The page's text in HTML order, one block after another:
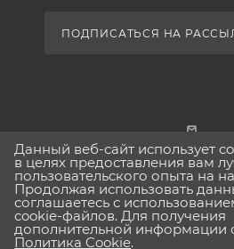
ПОДПИСАТЬСЯ НА
г.
2026 © Lavinia-boho.ru Вся
Данный веб-сайт использует
в целях предоставления вам
пользовательского опыта на
Продолжая использовать
соглашаетесь с
cookie-файлов. Для получения
дополнительной информации
Политика Cookie.